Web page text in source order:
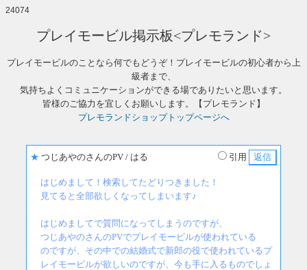
24074
プレイモービル掲示板<プレモランド>
プレイモービルのことなら何でもどうぞ！プレイモービルの初心者から上
級者まで、
気持ちよくコミュニケーションができる場でありたいと思います。
皆様のご協力を宜しくお願いします。【プレモランド】
プレモランドショップトップページへ
★ つじあやのさんのPV / はる 引用
はじめまして！検索してたどりつきました！
見てると全部欲しくなってしまいます♪
はじめましてで質問になってしまうのですが、
つじあやのさんのPVでプレイモービルが使われている
のですが、その中での結婚式で新郎の役で使われているプ
レイモービルが欲しいのですが、今も手に入るものでしょ